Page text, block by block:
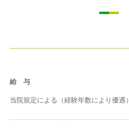
給 与
当院規定による（経験年数により優遇）